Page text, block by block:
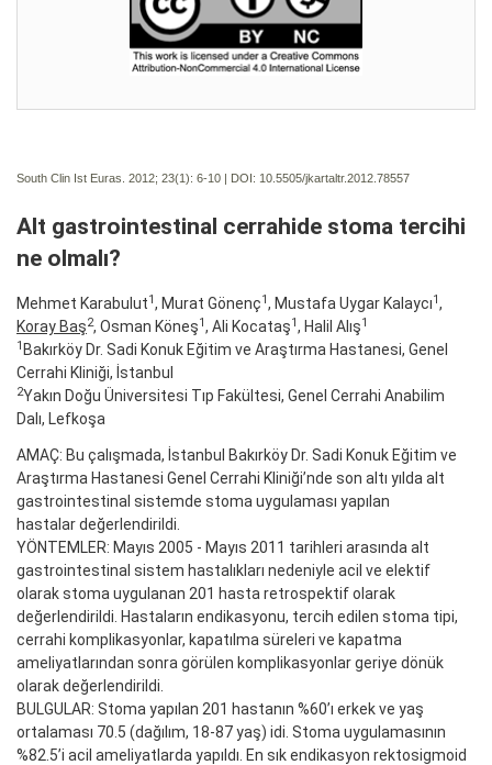
South Clin Ist Euras. 2012; 23(1): 6-10 | DOI: 10.5505/jkartaltr.2012.78557
Alt gastrointestinal cerrahide stoma tercihi
ne olmalı?
Mehmet Karabulut1, Murat Gönenç1, Mustafa Uygar Kalaycı1,
Koray Baş2, Osman Köneş1, Ali Kocataş1, Halil Alış1
1 Bakırköy Dr. Sadi Konuk Eğitim ve Araştırma Hastanesi, Genel
Cerrahi Kliniği, İstanbul
2Yakın Doğu Üniversitesi Tıp Fakültesi, Genel Cerrahi Anabilim
Dalı, Lefkoşa
AMAÇ: Bu çalışmada, İstanbul Bakırköy Dr. Sadi Konuk Eğitim ve
Araştırma Hastanesi Genel Cerrahi Kliniği’nde son altı yılda alt
gastrointestinal sistemde stoma uygulaması yapılan
hastalar değerlendirildi.
YÖNTEMLER: Mayıs 2005 - Mayıs 2011 tarihleri arasında alt
gastrointestinal sistem hastalıkları nedeniyle acil ve elektif
olarak stoma uygulanan 201 hasta retrospektif olarak
değerlendirildi. Hastaların endikasyonu, tercih edilen stoma tipi,
cerrahi komplikasyonlar, kapatılma süreleri ve kapatma
ameliyatlarından sonra görülen komplikasyonlar geriye dönük
olarak değerlendirildi.
BULGULAR: Stoma yapılan 201 hastanın %60’ı erkek ve yaş
ortalaması 70.5 (dağılım, 18-87 yaş) idi. Stoma uygulamasının
%82.5’i acil ameliyatlarda yapıldı. En sık endikasyon rektosigmoid